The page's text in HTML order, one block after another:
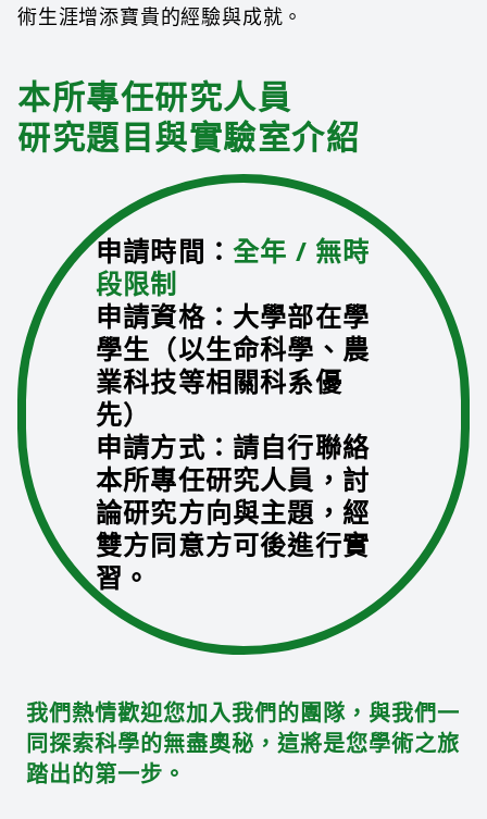
術生涯增添寶貴的經驗與成就。
本所專任研究人員
研究題目與實驗室介紹
申請時間： 全年 / 無時
段限制
申請資格：大學部在學
學生（以生命科學、農
業科技等相關科系優
先）
申請方式：請自行聯絡
本所專任研究人員，討
論研究方向與主題，經
雙方同意方可後進行實
習。
我們熱情歡迎您加入我們的團隊，與我們一
同探索科學的無盡奧秘，這將是您學術之旅
踏出的第一步。